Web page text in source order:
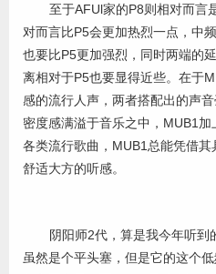
至于AFUl家的P8则相对而言
对而言比P5会更加热烈一点，中
也要比P5更加强烈，同时两端的
离相对于P5也要显得近些。在于
感的流行人声，两者搭配出的声
密度感满溢于音乐之中，MUB1
各类流行歌曲，MUB1总能凭借
舒适大方的听感。
阴阳师2代，算是我今年听到
虽然是个平头塞，但是它的这个